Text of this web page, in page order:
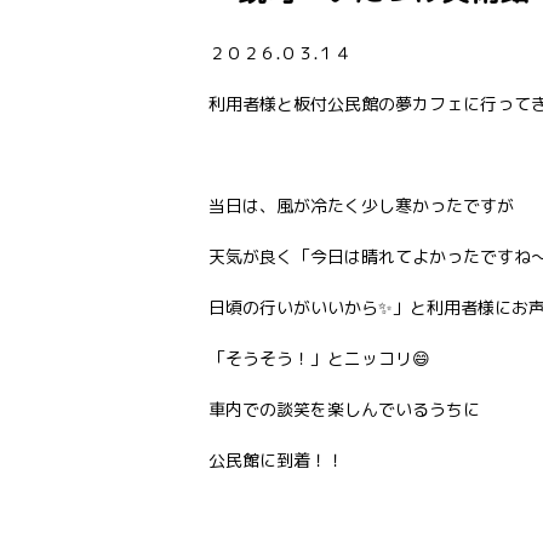
２０２６.０３.１４
利用者様と板付公民館の夢カフェに行って
当日は、風が冷たく少し寒かったですが
天気が良く「今日は晴れてよかったですね～
日頃の行いがいいから✨」と利用者様にお
「そうそう！」とニッコリ😄
車内での談笑を楽しんでいるうちに
公民館に到着！！